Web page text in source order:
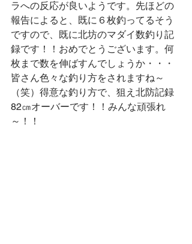
ラへの反応が良いようです。先ほどの
報告によると、既に６枚釣ってるそう
ですので、既に北坊のマダイ数釣り記
録です！！おめでとうございます。何
枚まで数を伸ばすんでしょうか・・・
皆さん色々な釣り方をされますね～
（笑）得意な釣り方で、狙え北防記録
82㎝オーバーです！！みんな頑張れ
～！！